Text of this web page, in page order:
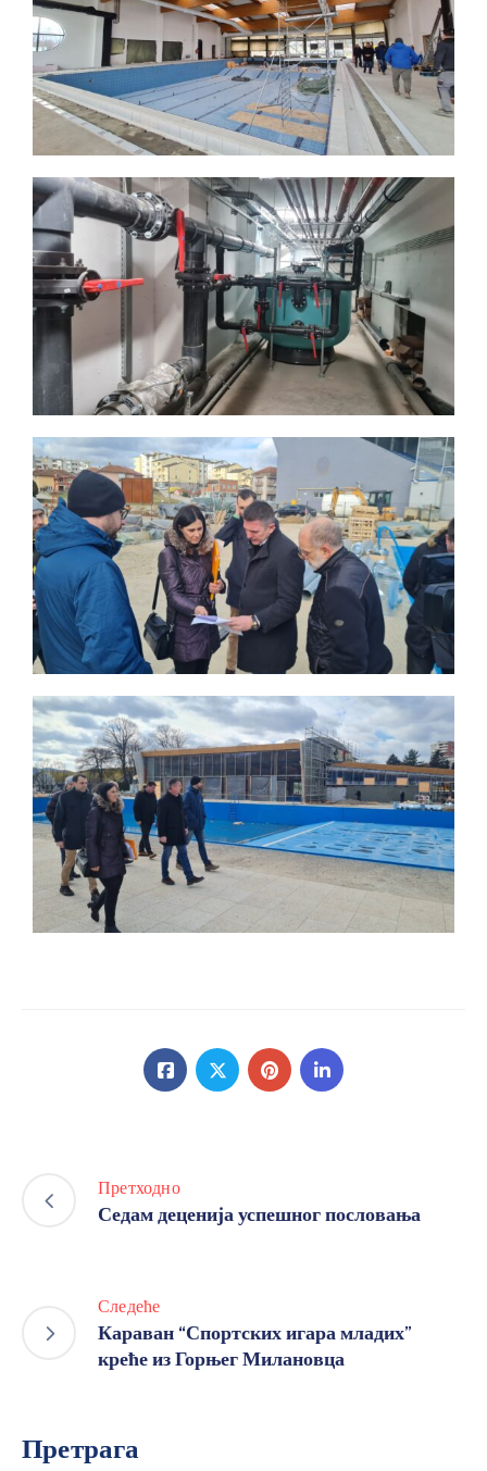
Претходно
Седам деценија успешног пословања
Следеће
Караван “Спортских игара младих”
креће из Горњег Милановца
Претрага